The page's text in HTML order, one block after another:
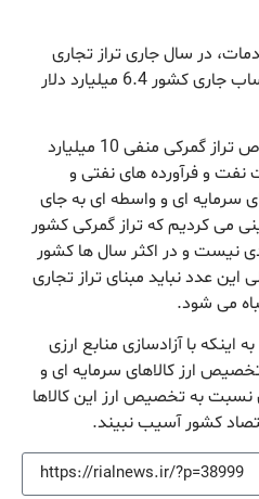
در سال جاری تراز تجاری
کشور 11 میلیارد دلار و تراز حساب جاری کشور 6.4 میلیارد دلار
رئیس کل بانک مرکزی در خصوص تراز گمرکی منفی 10 میلیارد
و فرآورده های نفتی و
سرمایه ای و واسطه ای به جای
می کردیم که تراز گمرکی کشور
نیست و در اکثر سال ها کشور
این عدد نباید مبنای تراز تجاری
می شود.
اینکه با آزادسازی منابع ارزی
ارز کالاهای سرمایه ای و
نسبت به تخصیص ارز این کالاها
کشور آسیب نبیند.